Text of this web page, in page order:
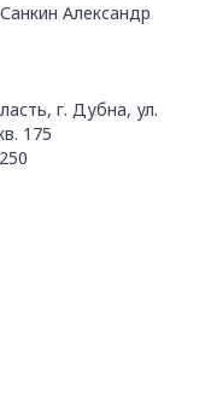
Александр
г. Дубна, ул.
175